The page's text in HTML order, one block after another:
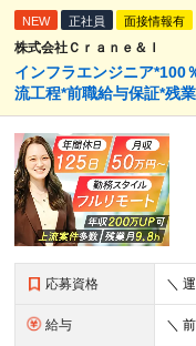
NEW 正社員 面接情報有
株式会社Ｃｒａｎｅ＆Ｉ
インフラエンジニア*100
流工程*前職給与保証*残
応募資格
給与